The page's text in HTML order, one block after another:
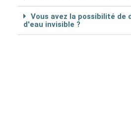
Vous avez la possibilité
d'eau invisible ?